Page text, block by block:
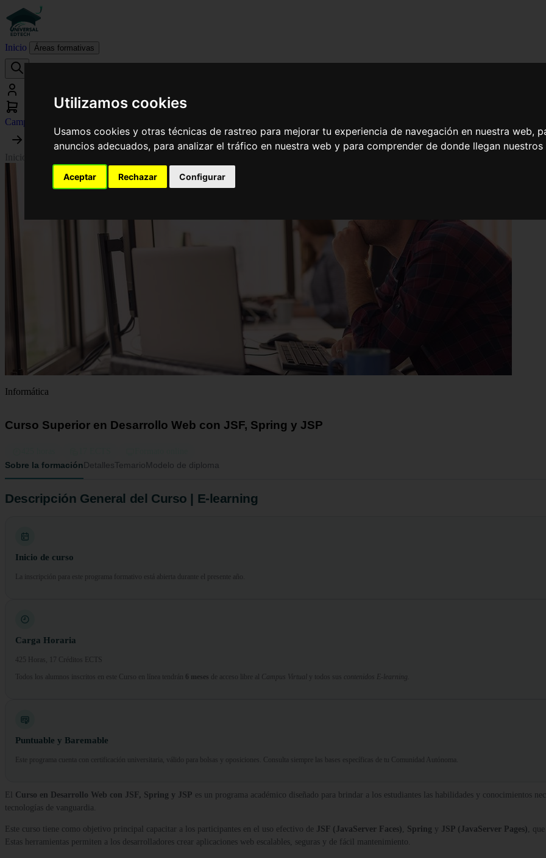
Utilizamos cookies
Usamos cookies y otras técnicas de rastreo para mejorar tu experiencia de navegación en nuestra web,
anuncios adecuados, para analizar el tráfico en nuestra web y para comprender de donde llegan
Aceptar Rechazar Configurar
Inicio Áreas formativas
Campus virtual
Inicio
Informática
Curso Superior en Desarrollo Web con JSF, Spring y JSP
Sobre la formaciónDetallesTemarioModelo de diploma
Descripción General del Curso | E-learning
Inicio de curso
La inscripción para este programa formativo está abierta durante el presente año.
Carga Horaria
425 Horas, 17 Créditos ECTS
Todos los alumnos inscritos en este Curso en línea tendrán 6 meses de acceso libre al Campus Virtual y todos sus contenidos E-learning.
Puntuable y Baremable
Este programa cuenta con certificación universitaria, válido para bolsas y oposiciones. Consulta siempre las bases específicas de tu Comunidad Autónoma.
El Curso en Desarrollo Web con JSF, Spring y JSP es un programa académico diseñado para brindar a los estudiantes las habilidades y conocimientos
tecnologías de vanguardia.
Este curso tiene como objetivo principal capacitar a los participantes en el uso efectivo de JSF (JavaServer Faces), Spring y JSP (JavaServer Pages),
Estas herramientas permiten a los desarrolladores crear aplicaciones web escalables, seguras y de fácil mantenimiento.